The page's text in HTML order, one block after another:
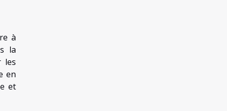
à
la
les
en
et